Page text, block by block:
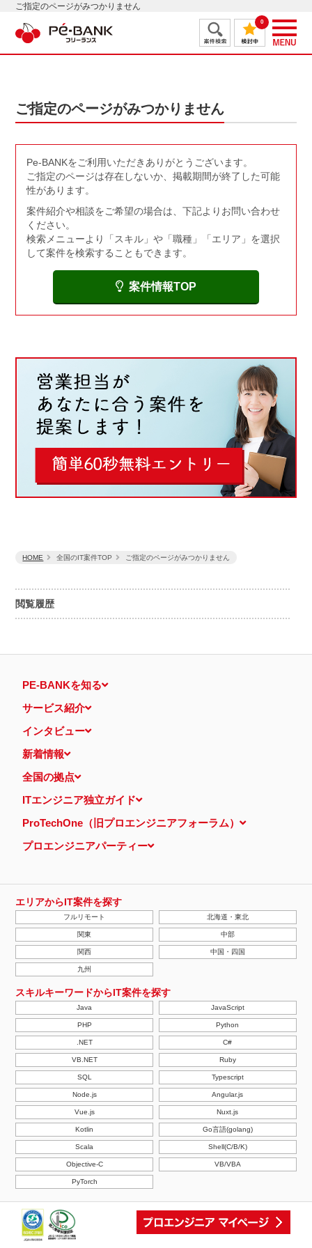
ご指定のページがみつかりません
0
閲覧履歴
HOME 全国のIT案件TOP ご指定のページがみつかりません
ご指定のページがみつかりません
Pe-BANKをご利用いただきありがとうございます。
ご指定のページは存在しないか、掲載期間が終了した可能
性があります。
案件紹介や相談をご希望の場合は、下記よりお問い合わせ
ください。
検索メニューより「スキル」や「職種」「エリア」を選択
して案件を検索することもできます。
案件情報TOP
PE-BANKを知る
サービス紹介
インタビュー
新着情報
全国の拠点
ITエンジニア独立ガイド
ProTechOne（旧プロエンジニアフォーラム）
プロエンジニアパーティー
エリアからIT案件を探す
フルリモート 北海道・東北
関東 中部
関西 中国・四国
九州
スキルキーワードからIT案件を探す
Java JavaScript
PHP Python
.NET C#
VB.NET Ruby
SQL Typescript
Node.js Angular.js
Vue.js Nuxt.js
Kotlin Go言語(golang)
Scala Shell(C/B/K)
Objective-C VB/VBA
PyTorch